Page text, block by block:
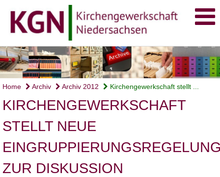
Home Archiv Archiv 2012 Kirchengewerkschaft stellt ...
KIRCHENGEWERKSCHAFT
STELLT NEUE
ZUR DISKUSSION